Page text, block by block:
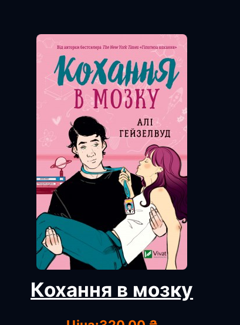
Кохання в мозку